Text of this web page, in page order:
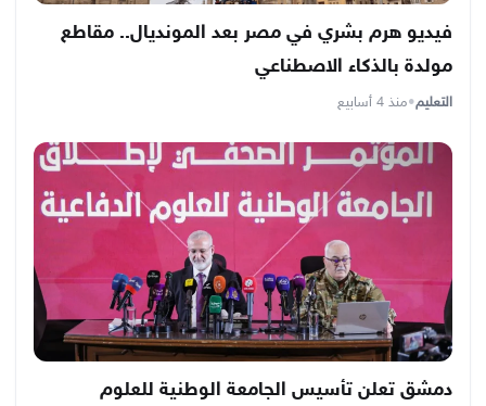
فيديو هرم بشري في مصر بعد المونديال.. مقاطع
مولدة بالذكاء الاصطناعي
التعليم•منذ 4 أسابيع
دمشق تعلن تأسيس الجامعة الوطنية للعلوم